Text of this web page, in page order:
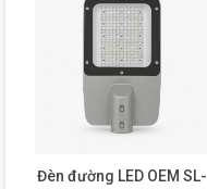
Đèn đường LED OEM SL-